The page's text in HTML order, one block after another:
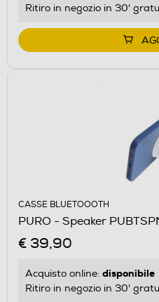
Ritiro in negozio in 30'
CASSE BLUETOOOTH
PURO - Speaker
€ 39,90
Acquisto online: disponibile
Ritiro in negozio in 30'